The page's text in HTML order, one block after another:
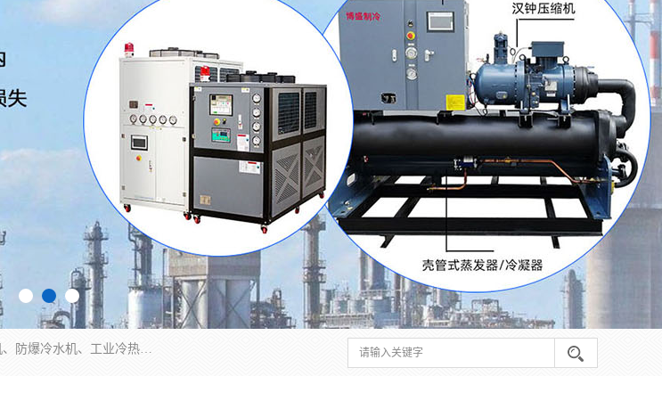
南京康嘉温控设备有限公司是一家工业冷水机厂家，主营产品：低温冷水机、防爆冷水机、工业冷热一体机、工业冷水机等冷水机，公司依托南京工业大学的技术，汇集众多业内技术，不断管理模式，使得我们的产品始终处于国内成员之一水平，在业界享有很高赞誉，是欧洲、北美、中东、东南亚等多个国家和地区。